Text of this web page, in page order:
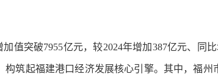
突破7955亿元，较2024年增加387亿元、同比
筑起福建港口经济发展核心引擎。其中，福州